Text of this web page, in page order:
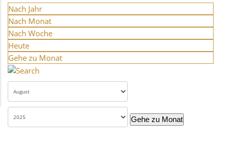
Nach Jahr
Nach Monat
Nach Woche
Heute
Gehe zu Monat
Gehe zu Monat